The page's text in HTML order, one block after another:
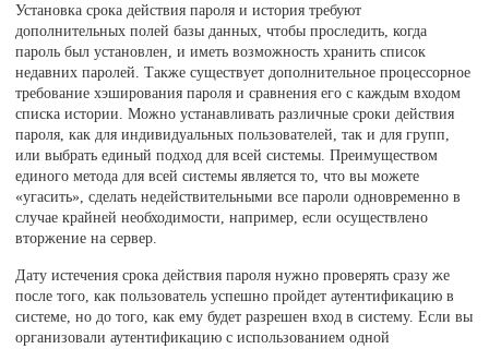
Установка срока действия пароля и история требуют
дополнительных полей базы данных, чтобы проследить, когда
пароль был установлен, и иметь возможность хранить список
недавних паролей. Также существует дополнительное процессорное
требование хэширования пароля и сравнения его с каждым входом
списка истории. Можно устанавливать различные сроки действия
пароля, как для индивидуальных пользователей, так и для групп,
или выбрать единый подход для всей системы. Преимуществом
единого метода для всей системы является то, что вы можете
«угасить», сделать недействительными все пароли одновременно в
случае крайней необходимости, например, если осуществлено
вторжение на сервер.
Дату истечения срока действия пароля нужно проверять сразу же
после того, как пользователь успешно пройдет аутентификацию в
системе, но до того, как ему будет разрешен вход в систему. Если вы
организовали аутентификацию с использованием одной